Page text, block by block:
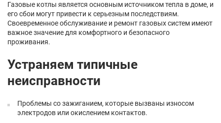
Газовые котлы является основным источником тепла в доме, и
его сбои могут привести к серьезным последствиям.
Своевременное обслуживание и ремонт газовых систем имеют
важное значение для комфортного и безопасного
проживания.
Устраняем типичные
неисправности
Проблемы со зажиганием, которые вызваны износом
электродов или окислением контактов.